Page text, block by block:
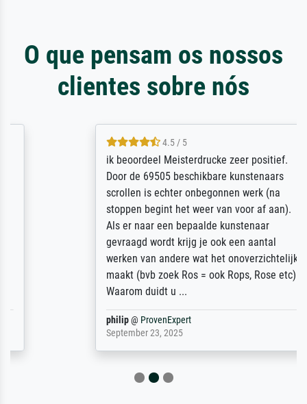
O que pensam os nossos
clientes sobre nós
4.5 / 5
ik beoordeel Meisterdrucke zeer positief.
Door de 69505 beschikbare kunstenaars
scrollen is echter onbegonnen werk (na
stoppen begint het weer van voor af aan).
Als er naar een bepaalde kunstenaar
gevraagd wordt krijg je ook een aantal
werken van andere wat het onoverzichtelijk
maakt (bvb zoek Ros = ook Rops, Rose etc).
Waarom duidt u ...
ProvenExpert
September 23, 2025